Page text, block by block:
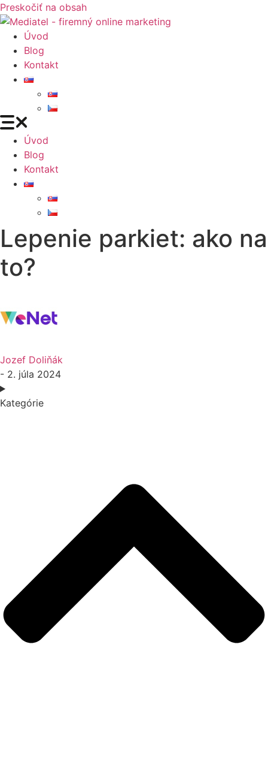
Preskočiť na obsah
Úvod
Blog
Kontakt
Úvod
Blog
Kontakt
Lepenie parkiet: ako na
to?
Jozef Doliňák
- 2. júla 2024
Kategórie